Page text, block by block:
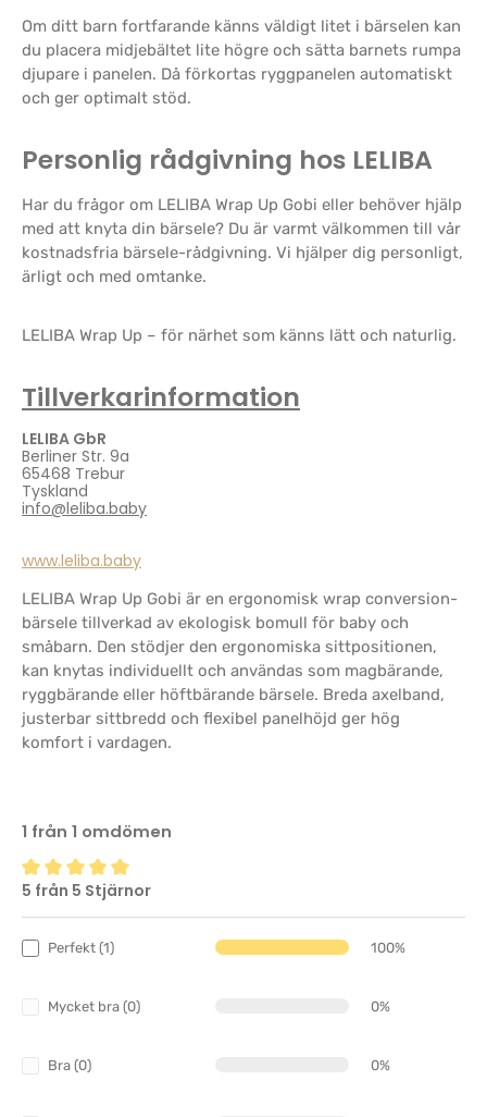
Om ditt barn fortfarande känns väldigt litet i bärselen kan
du placera midjebältet lite högre och sätta barnets rumpa
djupare i panelen. Då förkortas ryggpanelen automatiskt
och ger optimalt stöd.
Personlig rådgivning hos LELIBA
Har du frågor om LELIBA Wrap Up Gobi eller behöver hjälp
med att knyta din bärsele? Du är varmt välkommen till vår
kostnadsfria bärsele-rådgivning. Vi hjälper dig personligt,
ärligt och med omtanke.
LELIBA Wrap Up – för närhet som känns lätt och naturlig.
Tillverkarinformation
LELIBA GbR
Berliner Str. 9a
65468 Trebur
Tyskland
info@leliba.baby
www.leliba.baby
LELIBA Wrap Up Gobi är en ergonomisk wrap conversion-
bärsele tillverkad av ekologisk bomull för baby och
småbarn. Den stödjer den ergonomiska sittpositionen,
kan knytas individuellt och användas som magbärande,
ryggbärande eller höftbärande bärsele. Breda axelband,
justerbar sittbredd och flexibel panelhöjd ger hög
komfort i vardagen.
1 från 1 omdömen
Genomsnittligt betyg på 5 av 5 stjärnor
5 från 5 Stjärnor
Perfekt (1) 100%
Mycket bra (0) 0%
Bra (0) 0%